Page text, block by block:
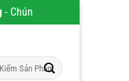
tôi chuyên phân phối